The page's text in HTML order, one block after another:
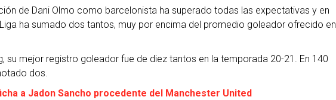
de Dani Olmo como barcelonista ha superado todas las expectativas y en
ha sumado dos tantos, muy por encima del promedio goleador ofrecido en
su mejor registro goleador fue de diez tantos en la temporada 20-21. En 140
dos.
a Jadon Sancho procedente del Manchester United